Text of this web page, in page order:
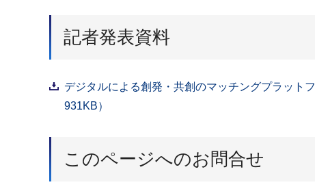
記者発表資料
デジタルによる創発・共創のマッチングプラット
931KB）
このページへのお問合せ